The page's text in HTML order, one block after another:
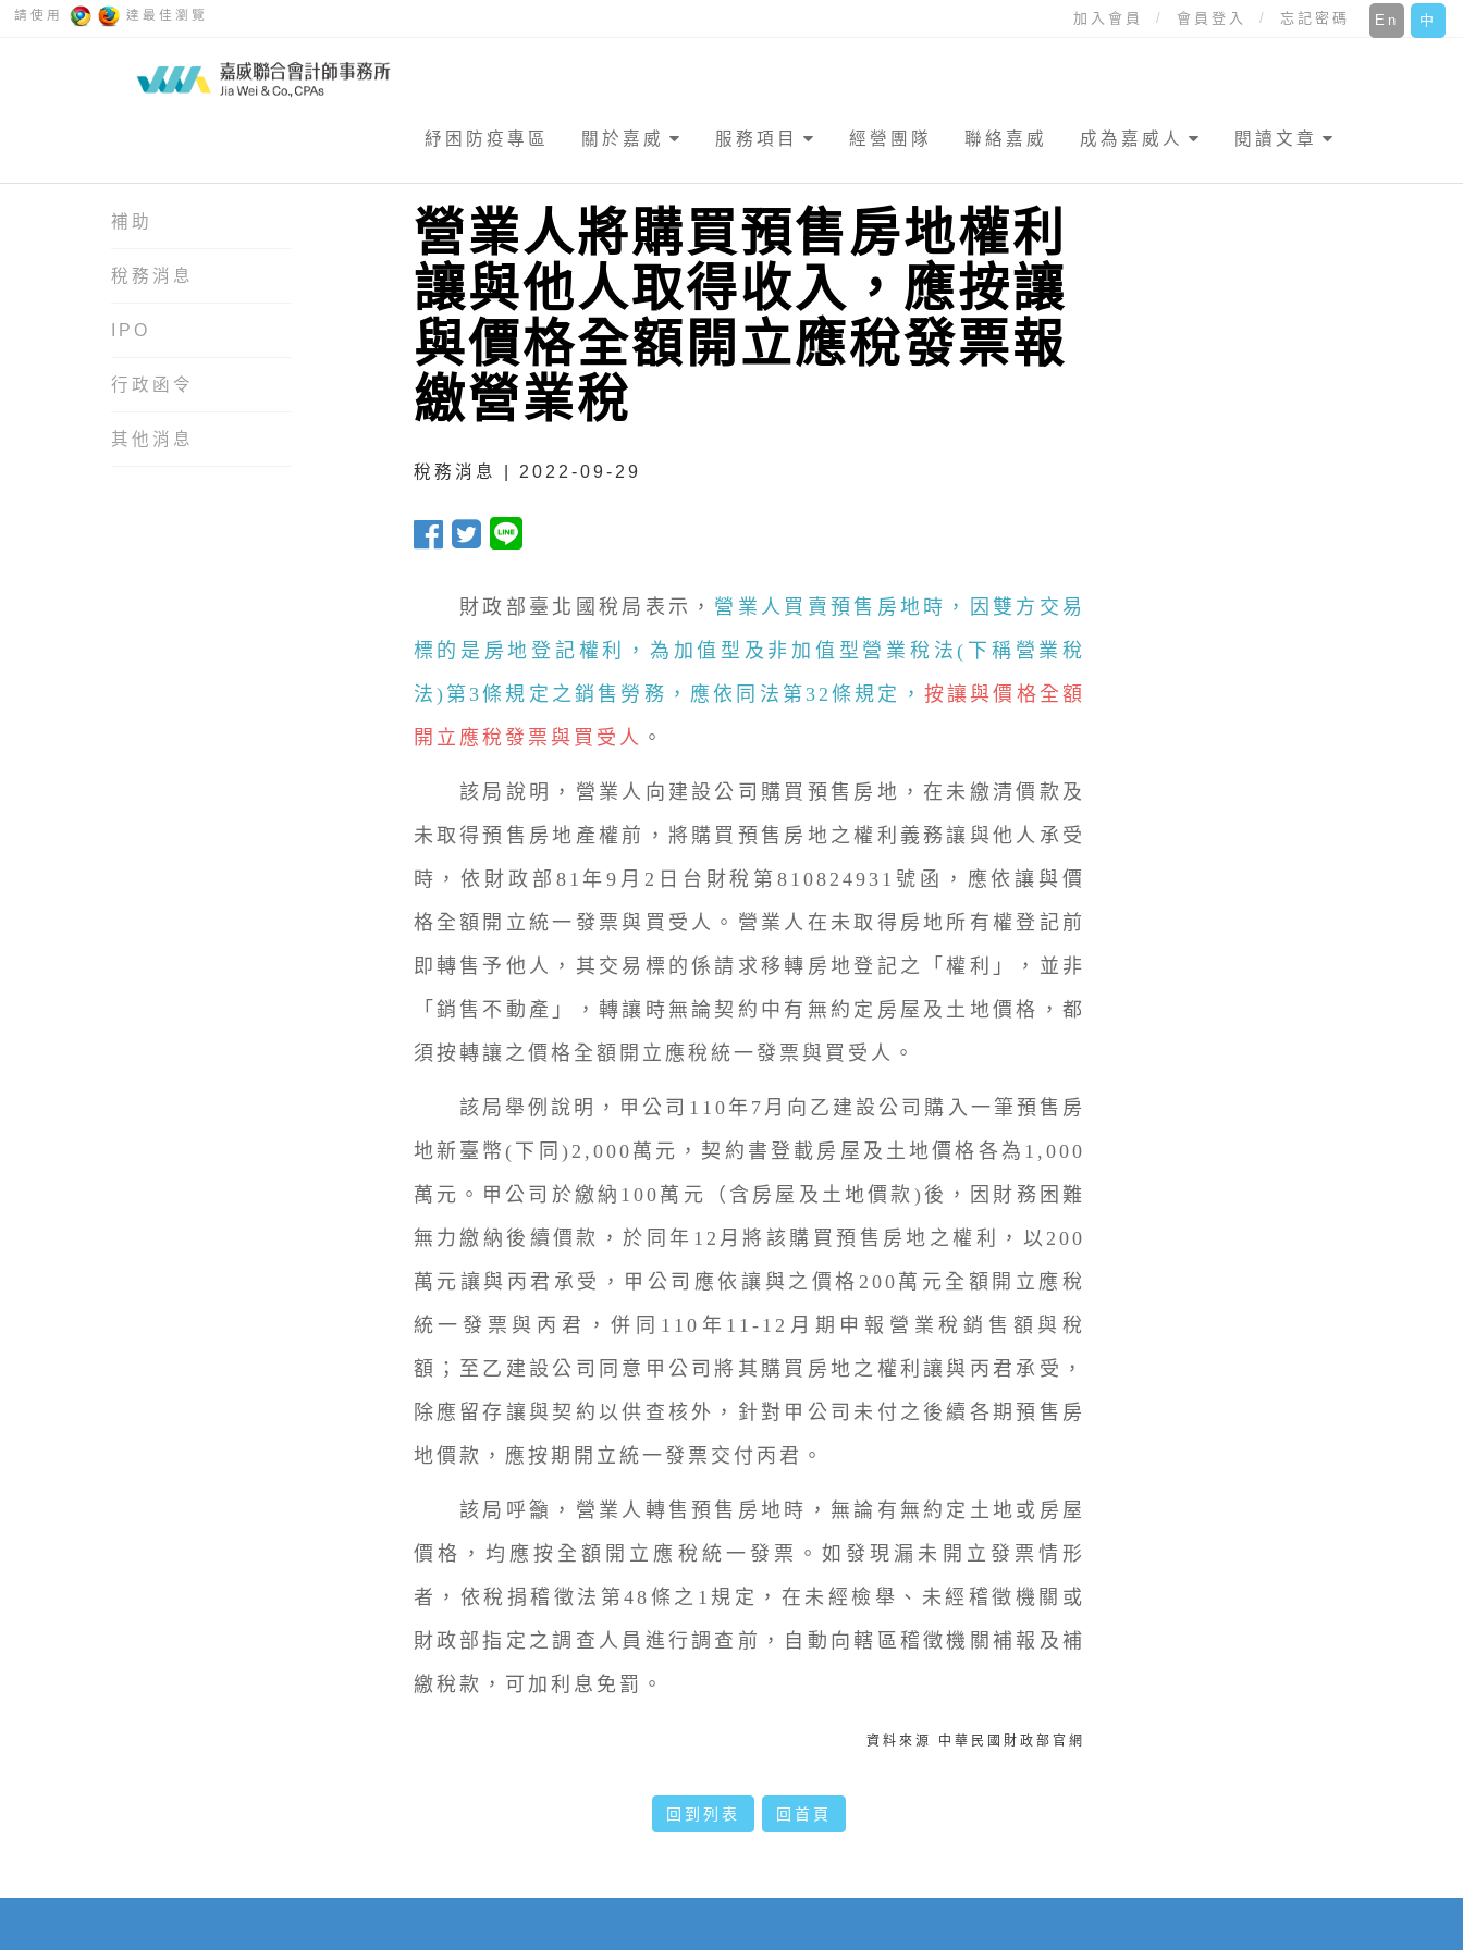
請使用 達最佳瀏覽 中
En
加入會員 會員登入 忘記密碼
紓困防疫專區 關於嘉威 服務項目 經營團隊 聯絡嘉威 成為嘉威人 閱讀文章
補助
稅務消息
IPO
行政函令
其他消息
營業人將購買預售房地權利
讓與他人取得收入，應按讓
與價格全額開立應稅發票報
繳營業稅
稅務消息 | 2022-09-29
財政部臺北國稅局表示， 營業人買賣預售房地時，因雙方交易
標的是房地登記權利，為加值型及非加值型營業稅法(下稱營業稅
法)第3條規定之銷售勞務，應依同法第32條規定， 按讓與價格全額
開立應稅發票與買受人 。
該局說明，營業人向建設公司購買預售房地，在未繳清價款及
未取得預售房地產權前，將購買預售房地之權利義務讓與他人承受
時，依財政部81年9月2日台財稅第810824931號函，應依讓與價
格全額開立統一發票與買受人。營業人在未取得房地所有權登記前
即轉售予他人，其交易標的係請求移轉房地登記之「權利」，並非
「銷售不動產」，轉讓時無論契約中有無約定房屋及土地價格，都
須按轉讓之價格全額開立應稅統一發票與買受人。
該局舉例說明，甲公司110年7月向乙建設公司購入一筆預售房
地新臺幣(下同)2,000萬元，契約書登載房屋及土地價格各為1,000
萬元。甲公司於繳納100萬元（含房屋及土地價款)後，因財務困難
無力繳納後續價款，於同年12月將該購買預售房地之權利，以200
萬元讓與丙君承受，甲公司應依讓與之價格200萬元全額開立應稅
統一發票與丙君，併同110年11-12月期申報營業稅銷售額與稅
額；至乙建設公司同意甲公司將其購買房地之權利讓與丙君承受，
除應留存讓與契約以供查核外，針對甲公司未付之後續各期預售房
地價款，應按期開立統一發票交付丙君。
該局呼籲，營業人轉售預售房地時，無論有無約定土地或房屋
價格，均應按全額開立應稅統一發票。如發現漏未開立發票情形
者，依稅捐稽徵法第48條之1規定，在未經檢舉、未經稽徵機關或
財政部指定之調查人員進行調查前，自動向轄區稽徵機關補報及補
繳稅款，可加利息免罰。
資料來源 中華民國財政部官網
回到列表 回首頁